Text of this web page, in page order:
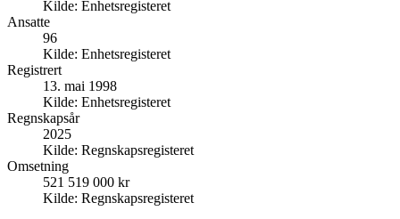
Kilde: Enhetsregisteret
Ansatte
96
Kilde: Enhetsregisteret
Registrert
13. mai 1998
Kilde: Enhetsregisteret
Regnskapsår
2025
Kilde: Regnskapsregisteret
Omsetning
521 519 000 kr
Kilde: Regnskapsregisteret